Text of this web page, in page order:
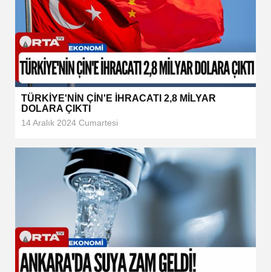
TÜRKİYE'NİN ÇİN'E İHRACATI 2,8 MİLYAR
DOLARA ÇIKTI
14 Aralık 2024 Cumartesi